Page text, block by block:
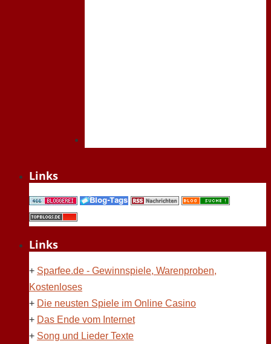
Links
Links
+ Sparfee.de - Gewinnspiele, Warenproben,
Kostenloses
+ Die neusten Spiele im Online Casino
+ Das Ende vom Internet
+ Song und Lieder Texte